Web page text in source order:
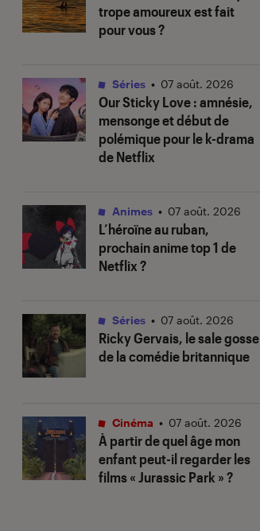
trope amoureux est fait
pour vous ?
Our Sticky Love: amnésie,
mensonge et début de
polémique pour le k-drama
de Netflix
Séries • 07 août. 2026
L’héroïne au ruban,
prochain anime top 1 de
Netflix ?
Animes • 07 août. 2026
Ricky Gervais, le sale gosse
de la comédie britannique
Séries • 07 août. 2026
À partir de quel âge mon
enfant peut-il regarder les
films « Jurassic Park » ?
Cinéma • 07 août. 2026